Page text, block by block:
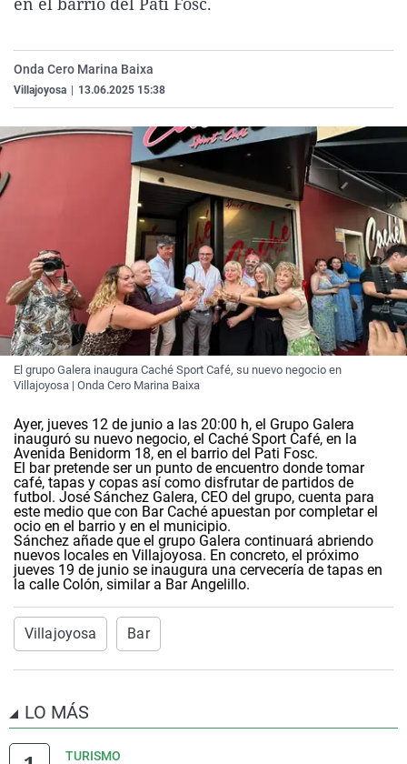
Gente viajera
Retornados
Operación Viuda
Galicia
Navarra
País Vasco
Televisión
Onda Cero Marina Baixa
Villajoyosa 13.06.2025 15:38
El grupo Galera inaugura Caché Sport Café, su nuevo negocio en
Villajoyosa | Onda Cero Marina Baixa
Ayer, jueves 12 de junio a las 20:00 h, el Grupo Galera
inauguró su nuevo negocio, el Caché Sport Café, en la
Avenida Benidorm 18, en el barrio del Pati Fosc.
El bar pretende ser un punto de encuentro donde tomar
café, tapas y copas así como disfrutar de partidos de
futbol. José Sánchez Galera, CEO del grupo, cuenta para
este medio que con Bar Caché apuestan por completar el
ocio en el barrio y en el municipio.
Sánchez añade que el grupo Galera continuará abriendo
nuevos locales en Villajoyosa. En concreto, el próximo
jueves 19 de junio se inaugura una cervecería de tapas en
la calle Colón, similar a Bar Angelillo.
Villajoyosa Bar
LO MÁS
TURISMO